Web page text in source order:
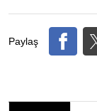
Paylaş